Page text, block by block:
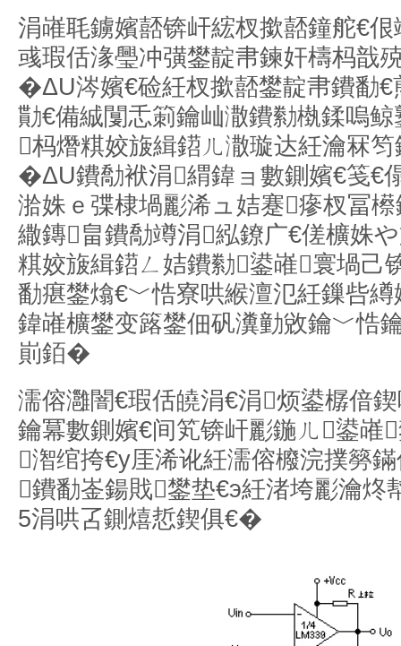
涓嶉毦鐪嬪嚭锛屽綋杈撳嚭鐘舵€
彧瑕佸湪璺冲彉鐢靛帇鍊奸檮杩戠
�ΔU涔嬪€硷紝杈撳嚭鐢靛帇鐨勫€
勩€備絾闅忎箣鑰屾潵鐨勬槸鍒嗚
杩熸粸姣旇緝鍣ㄦ潵璇达紝瀹冧
�ΔU鐨勪袱涓緭鍏ョ數鍘嬪€笺€
湁姝ｅ弽棣堝彲浠ュ姞蹇瘮杈冨
繖鏄畠鐨勪竴涓紭鐐广€傞櫎姝
粸姣旇緝鍣ㄥ姞鐨勬鍙嶉寰堝己
勫瘎鐢熻€﹀悎寮哄緱澶氾紝鏁呰
鍏嶉櫎鐢变簬鐢佃矾瀵勭敓鑰﹀悎
崱銆�
濡傛灉闇€瑕佸皢涓€涓烦鍙樼偣
鑰冪數鍘嬪€间笂锛屽彲鍦ㄦ鍙嶉
潪绾挎€у厓浠讹紝濡傛櫠浣撲簩
鐨勫崟鍚戝鐢垫€э紝渚垮彲瀹炵
5涓哄叾鍘熺悊鍥俱€�